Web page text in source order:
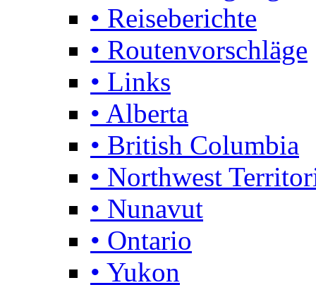
• Reiseberichte
• Routenvorschläge
• Links
• Alberta
• British Columbia
• Northwest
• Nunavut
• Ontario
• Yukon